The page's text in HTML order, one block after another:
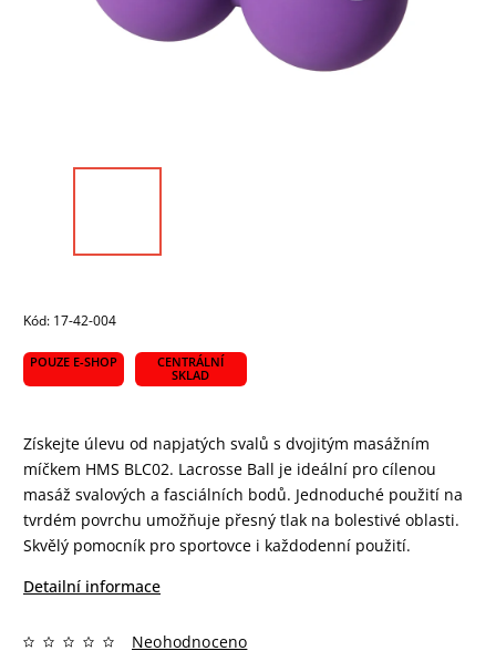
Kód: 17-42-004
POUZE E-SHOP
CENTRÁLNÍ
SKLAD
Získejte úlevu od napjatých svalů s dvojitým masážním
míčkem HMS BLC02. Lacrosse Ball je ideální pro cílenou
masáž svalových a fasciálních bodů. Jednoduché použití na
tvrdém povrchu umožňuje přesný tlak na bolestivé oblasti.
Skvělý pomocník pro sportovce i každodenní použití.
Detailní informace
Neohodnoceno